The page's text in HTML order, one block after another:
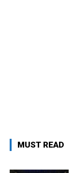
MUST READ